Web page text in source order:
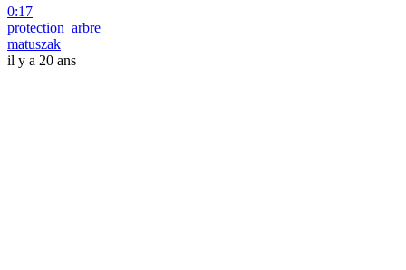
0:17
protection_arbre
matuszak
il y a 20 ans